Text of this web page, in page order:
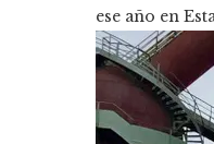
ese año en